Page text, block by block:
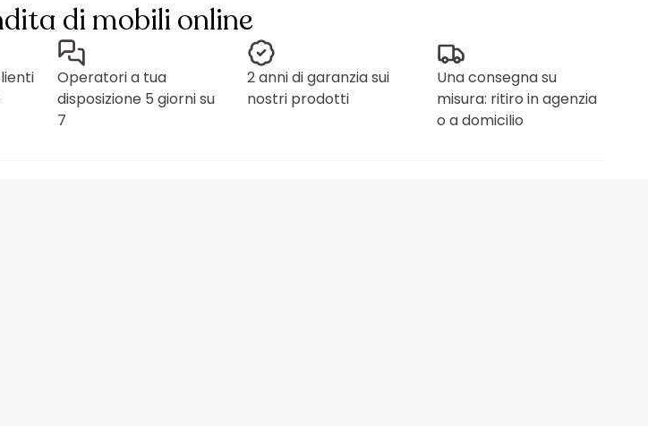
di mobili online
Operatori a tua
disposizione 5 giorni su
7
2 anni di garanzia sui
nostri prodotti
Una consegna su
misura: ritiro in agenzia
o a domicilio